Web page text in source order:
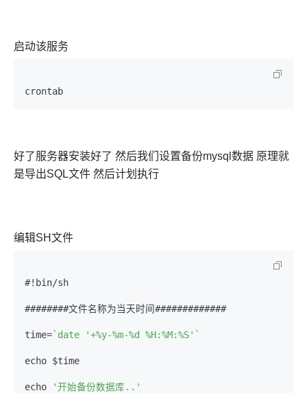
启动该服务
crontab
好了服务器安装好了 然后我们设置备份mysql数据 原理就
是导出SQL文件 然后计划执行
编辑SH文件
#!bin/sh
########文件名称为当天时间#############
time=`date '+%y-%m-%d %H:%M:%S'`
echo $time
echo '开始备份数据库..'